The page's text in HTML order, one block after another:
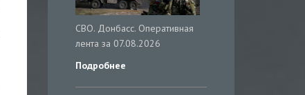
СВО. Донбасс. Оперативная
лента за 07.08.2026
Подробнее